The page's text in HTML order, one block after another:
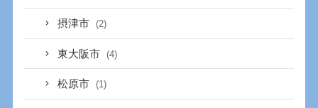
摂津市 (2)
東大阪市 (4)
松原市 (1)